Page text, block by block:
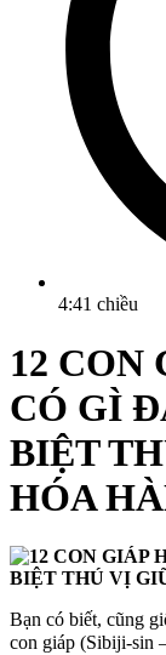
4:41 chiều
12 CON
CÓ GÌ
BIỆT
HÓA
Bạn có biết, cũng
con giáp (Sibiji-sin